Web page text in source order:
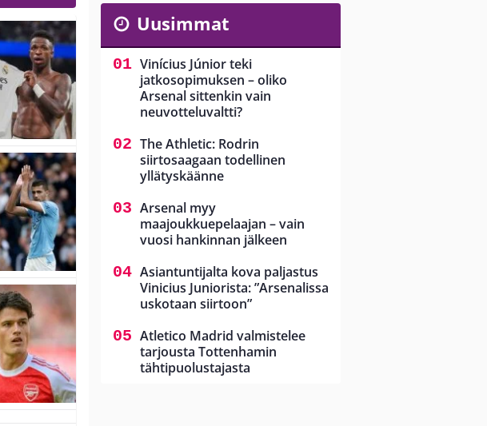
Uusimmat
Vinícius Júnior teki
jatkosopimuksen – oliko
Arsenal sittenkin vain
neuvotteluvaltti?
The Athletic: Rodrin
siirtosaagaan todellinen
yllätyskäänne
Arsenal myy
maajoukkuepelaajan – vain
vuosi hankinnan jälkeen
Asiantuntijalta kova paljastus
Vinicius Juniorista: ”Arsenalissa
uskotaan siirtoon”
Atletico Madrid valmistelee
tarjousta Tottenhamin
tähtipuolustajasta